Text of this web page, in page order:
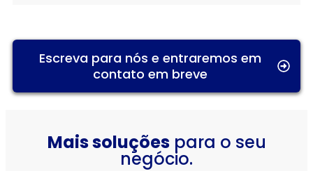
Escreva para nós e entraremos em
contato em breve
Mais soluçõespara o seu
negócio.